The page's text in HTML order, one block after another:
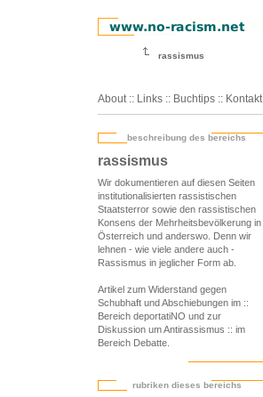
rassismus
About :: Links :: Buchtips :: Kontakt
beschreibung des bereichs
rassismus
Wir dokumentieren auf diesen Seiten
institutionalisierten rassistischen
Staatsterror sowie den rassistischen
Konsens der Mehrheitsbevölkerung in
Österreich und anderswo. Denn wir
lehnen - wie viele andere auch -
Rassismus in jeglicher Form ab.
Artikel zum Widerstand gegen
Schubhaft und Abschiebungen im ::
Bereich deportatiNO und zur
Diskussion um Antirassismus :: im
Bereich Debatte
rubriken dieses bereichs